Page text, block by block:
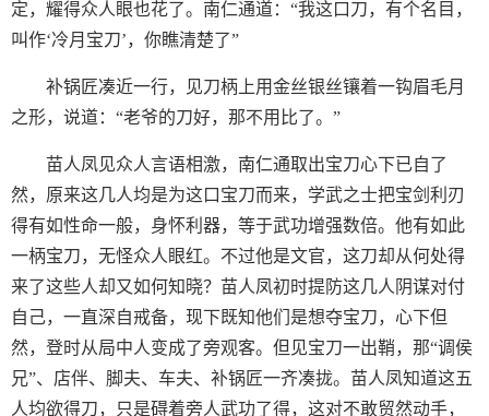
定，耀得众人眼也花了。南仁通道：“我这口刀，有个名目，
叫作‘冷月宝刀’，你瞧清楚了”
补锅匠凑近一行，见刀柄上用金丝银丝镶着一钩眉毛月
之形，说道：“老爷的刀好，那不用比了。”
苗人凤见众人言语相激，南仁通取出宝刀心下已自了
然，原来这几人均是为这口宝刀而来，学武之士把宝剑利刃
得有如性命一般，身怀利器，等于武功增强数倍。他有如此
一柄宝刀，无怪众人眼红。不过他是文官，这刀却从何处得
来了这些人却又如何知晓？苗人凤初时提防这几人阴谋对付
自己，一直深自戒备，现下既知他们是想夺宝刀，心下但
然，登时从局中人变成了旁观客。但见宝刀一出鞘，那“调侯
兄”、店伴、脚夫、车夫、补锅匠一齐凑拢。苗人凤知道这五
人均欲得刀，只是碍着旁人武功了得，这对不敢贸然动手，